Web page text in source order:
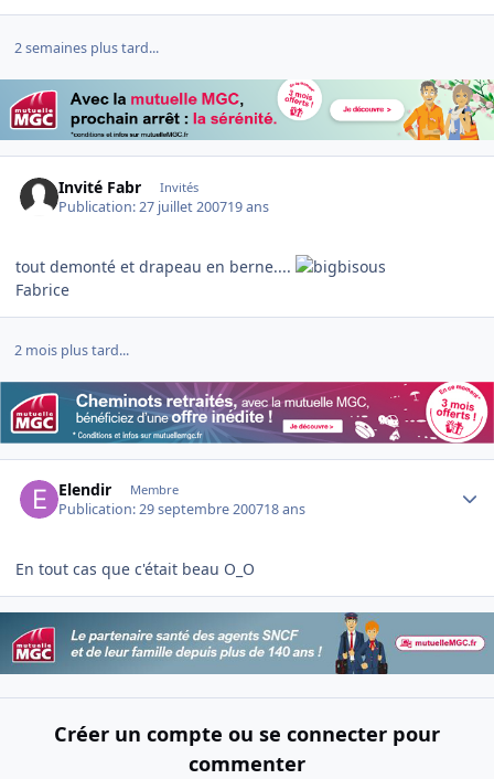
2 semaines plus tard...
Invité Fabr Invités
Publication:27 juillet 200719 ans
tout demonté et drapeau en berne....
Fabrice
2 mois plus tard...
Elendir Membre
Publication:29 septembre 200718 ans
En tout cas que c'était beau O_O
Créer un compte ou se connecter pour
commenter